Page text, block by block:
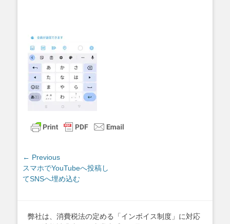
投
稿
ナ
ー
← Previous
Previous
post:
スマホでYouTubeへ投稿し
てSNSへ埋め込む
弊社は、消費税法の定める「インボイス制度」に対応